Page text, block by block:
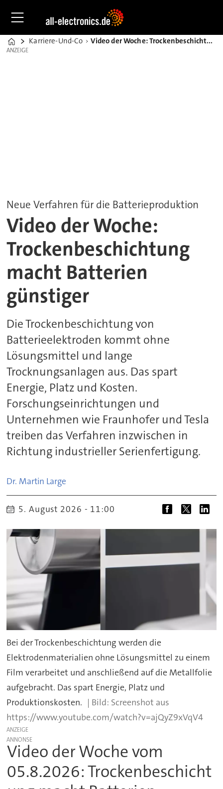
Home
Karriere-Und-Co Video der Woche: Trockenbeschichtung macht Batterien günstiger
ANZEIGE
ANZEIGE
Neue Verfahren für die Batterieproduktion
Video der Woche:
Trockenbeschichtung
macht Batterien
günstiger
Die Trockenbeschichtung von
Batterieelektroden kommt ohne
Lösungsmittel und lange
Trocknungsanlagen aus. Das spart
Energie, Platz und Kosten.
Forschungseinrichtungen und
Unternehmen wie Fraunhofer und Tesla
treiben das Verfahren inzwischen in
Richtung industrieller Serienfertigung.
Dr. Martin Large
5. August 2026 - 11:00
Bei der Trockenbeschichtung werden die
Elektrodenmaterialien ohne Lösungsmittel zu einem
Film verarbeitet und anschließend auf die Metallfolie
aufgebracht. Das spart Energie, Platz und
Produktionskosten.
Screenshot aus
https://www.youtube.com/watch?v=ajQyZ9xVqV4
ANZEIGE
Video der Woche vom
05.8.2026: Trockenbeschicht